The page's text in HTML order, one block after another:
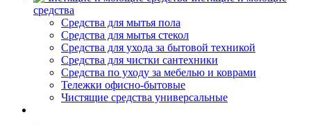
средства
Средства для мытья пола
Средства для мытья стекол
Средства для ухода за бытовой техникой
Средства для чистки сантехники
Средства по уходу за мебелью и коврами
Тележки офисно-бытовые
Чистящие средства универсальные